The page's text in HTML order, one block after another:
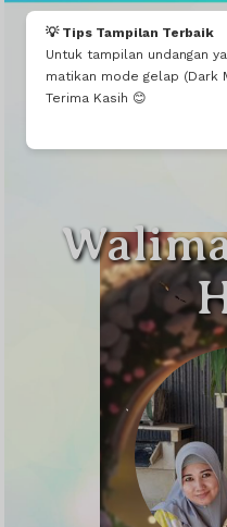
💡 Tips Tampilan Terbaik
Untuk tampilan undangan
matikan mode gelap (Dark
Terima Kasih 😊